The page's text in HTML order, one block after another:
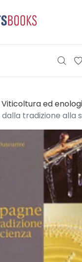
Viticoltura ed
tradizione alla